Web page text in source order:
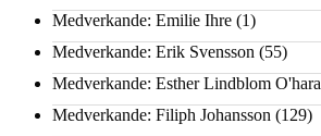
Medverkande: Emilie Ihre (1)
Medverkande: Erik Svensson (55)
Medverkande: Esther Lindblom O'hara
Medverkande: Filiph Johansson (129)